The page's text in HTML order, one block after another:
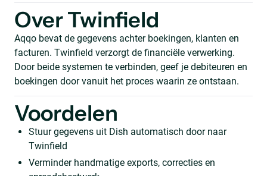
Over Twinfield
Aqqo bevat de gegevens achter boekingen, klanten en
facturen. Twinfield verzorgt de financiële verwerking.
Door beide systemen te verbinden, geef je debiteuren en
boekingen door vanuit het proces waarin ze ontstaan.
Voordelen
Stuur gegevens uit Dish automatisch door naar
Twinfield
Verminder handmatige exports, correcties en